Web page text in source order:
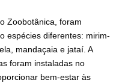
Zoobotânica, foram
espécies diferentes: mirim-
mandaçaia e jataí. A
foram instaladas no
bem-estar às